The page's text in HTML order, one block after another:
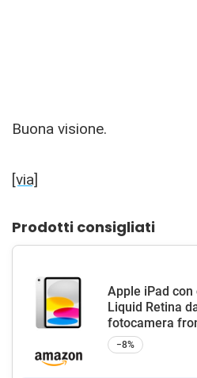
Buona visione.
[via]
Prodotti consigliati
Apple iPad
Liquid Retina
fotocamera
−8%